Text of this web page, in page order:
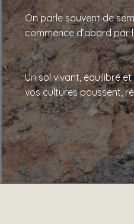
On parle souvent de
commence d’abord par
Un sol vivant, équilibré
vos cultures poussent,